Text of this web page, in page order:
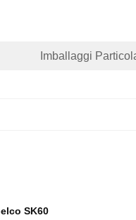
Imballaggi
SK60